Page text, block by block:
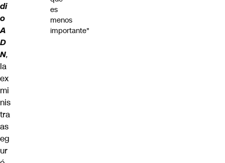
di
o
A
D
N,
la
ex
mi
nis
tra
as
eg
ur
es
menos
importante"